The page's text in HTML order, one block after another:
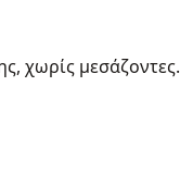
χωρίς μεσάζοντες.